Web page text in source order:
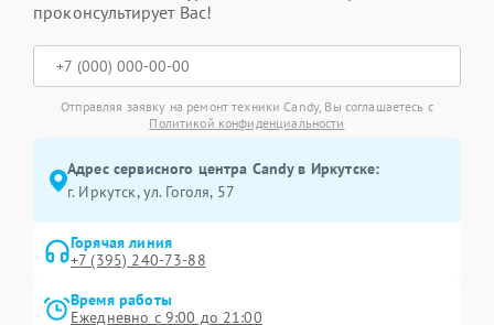
проконсультирует Вас!
Отправляя заявку на ремонт техники Candy, Вы соглашаетесь с
Политикой конфиденциальности
Адрес сервисного центра Candy в Иркутске:
г. Иркутск, ул. ​Гоголя, 57
Горячая линия
+7 (395) 240-73-88
Время работы
Ежедневно с 9:00 до 21:00